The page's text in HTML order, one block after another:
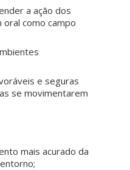
a ação dos
como campo
e seguras
se movimentarem
mais acurado da